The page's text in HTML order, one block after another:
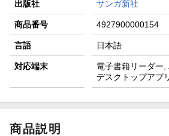
出版社 サンガ新社
商品番号 4927900000154
言語 日本語
対応端末
電子書籍リーダー,
デスクトップアプ
商品説明